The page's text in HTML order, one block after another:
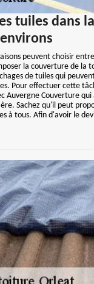
tuiles dans
peuvent choisir
la couverture de la
de tuiles qui
Pour effectuer cette
Auvergne Couverture qui
Sachez qu'il peut
à tous. Afin d'avoir le